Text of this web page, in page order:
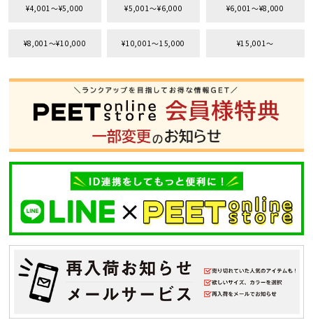
カテゴリ
M
L
XL
XXL
XXXL
29inc
30inc
32inc
36inc
38inc
tune 絞り込んで検索する
¥4,001〜¥5,000 ¥5,001〜¥6,000 ¥6,001〜¥8,000
¥8,001〜¥10,000 ¥10,001〜15,000 ¥15,001〜